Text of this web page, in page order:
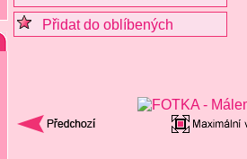
Přidat do oblíbených